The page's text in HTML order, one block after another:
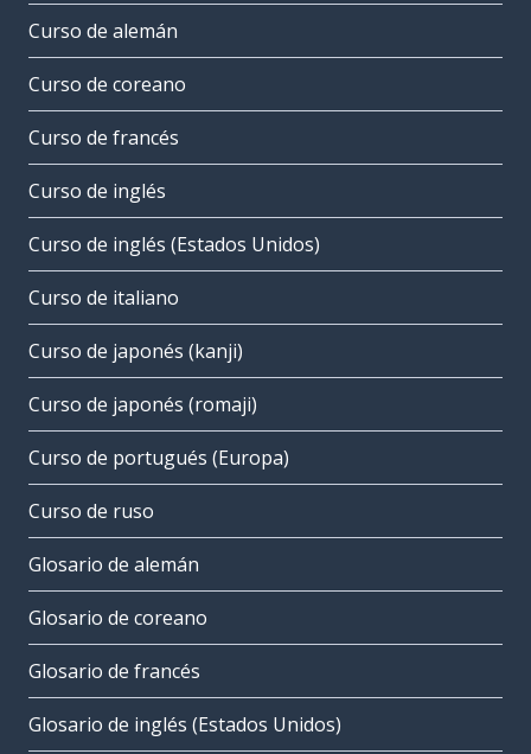
Curso de alemán
Curso de coreano
Curso de francés
Curso de inglés
Curso de inglés (Estados Unidos)
Curso de italiano
Curso de japonés (kanji)
Curso de japonés (romaji)
Curso de portugués (Europa)
Curso de ruso
Glosario de alemán
Glosario de coreano
Glosario de francés
Glosario de inglés (Estados Unidos)